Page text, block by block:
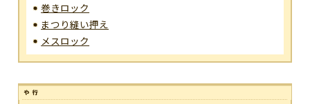
巻きロック
まつり縫い押え
メスロック